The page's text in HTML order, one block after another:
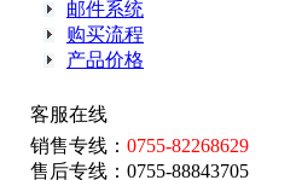
邮件系统
购买流程
产品价格
客服在线
销售专线： 0755-82268629
售后专线：0755-88843705